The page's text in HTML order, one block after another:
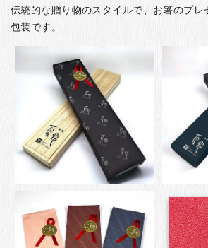
伝統的な贈り物のスタイルで、お箸のプレ
包装です。